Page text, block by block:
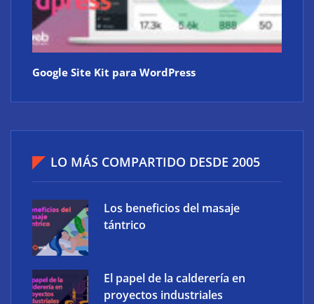
Google Site Kit para WordPress
LO MÁS COMPARTIDO DESDE 2005
Los beneficios del masaje
tántrico
El papel de la calderería en
proyectos industriales